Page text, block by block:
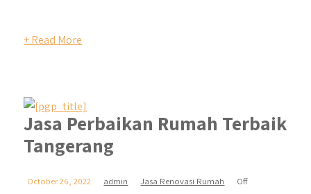
+ Read More
Jasa Perbaikan Rumah Terbaik
Tangerang
October 26, 2022 admin Jasa Renovasi Rumah Off